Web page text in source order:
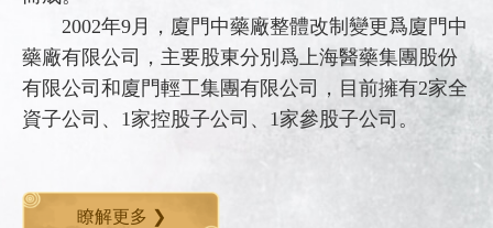
2002年9月，廈門中藥廠整體改制變更爲廈門中
藥廠有限公司，主要股東分別爲上海醫藥集團股份
有限公司和廈門輕工集團有限公司，目前擁有2家全
資子公司、1家控股子公司、1家參股子公司。
瞭解更多 ❯